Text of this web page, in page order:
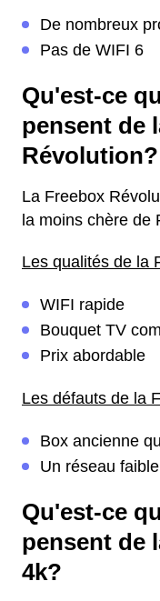
De nombreux
Pas de WIFI 6
Qu'est-ce
pensent de
Révolution?
La Freebox
la moins chère de
Les qualités de la
WIFI rapide
Bouquet TV
Prix abordable
Les défauts de la
Box ancienne
Un réseau
Qu'est-ce
pensent de
4k?